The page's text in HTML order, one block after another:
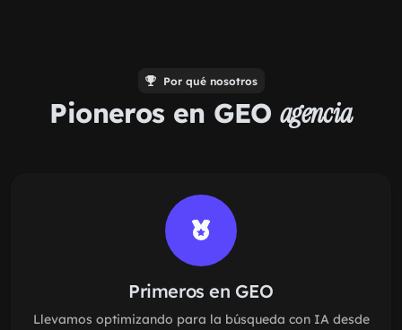
Por qué nosotros
Pioneros en GEO agencia
Primeros en GEO
Llevamos optimizando para la búsqueda con IA desde